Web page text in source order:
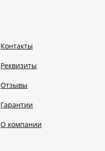
Контакты
Реквизиты
Отзывы
Гарантии
О компании